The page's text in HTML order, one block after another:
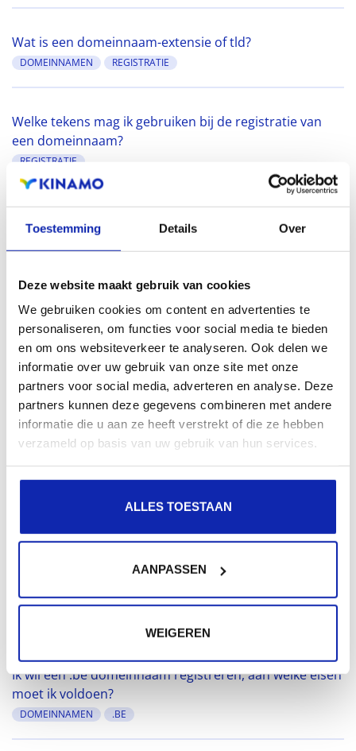
Toestemming Details Over
Deze website maakt gebruik van cookies
We gebruiken cookies om content en advertenties te
personaliseren, om functies voor social media te bieden
en om ons websiteverkeer te analyseren. Ook delen we
informatie over uw gebruik van onze site met onze
partners voor social media, adverteren en analyse. Deze
partners kunnen deze gegevens combineren met andere
informatie die u aan ze heeft verstrekt of die ze hebben
verzameld op basis van uw gebruik van hun services.
ALLES TOESTAAN
AANPASSEN
WEIGEREN
Wat is een domeinnaam-extensie of tld?
DOMEINNAMEN REGISTRATIE
Welke tekens mag ik gebruiken bij de registratie van
een domeinnaam?
REGISTRATIE
Ik wil een domeinnaam verhuizen naar Kinamo, hoe
lang duurt dit?
Hoeveel kost een domeinnaam registratie?
DOMEINNAMEN
Hoe kan ik een .com of andere .tld domeinnaam
verhuizen?
DOMEINNAMEN TRANSFER
Kan ik mijn .be domeinnaam naar Kinamo verhuizen
(domeinnaam transfer) ?
Ik wil een .be domeinnaam registreren, aan welke eisen
moet ik voldoen?
DOMEINNAMEN .BE